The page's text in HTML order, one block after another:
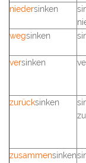
niedersinken
wegsinken
versinken
zurücksinken
zusammensinken